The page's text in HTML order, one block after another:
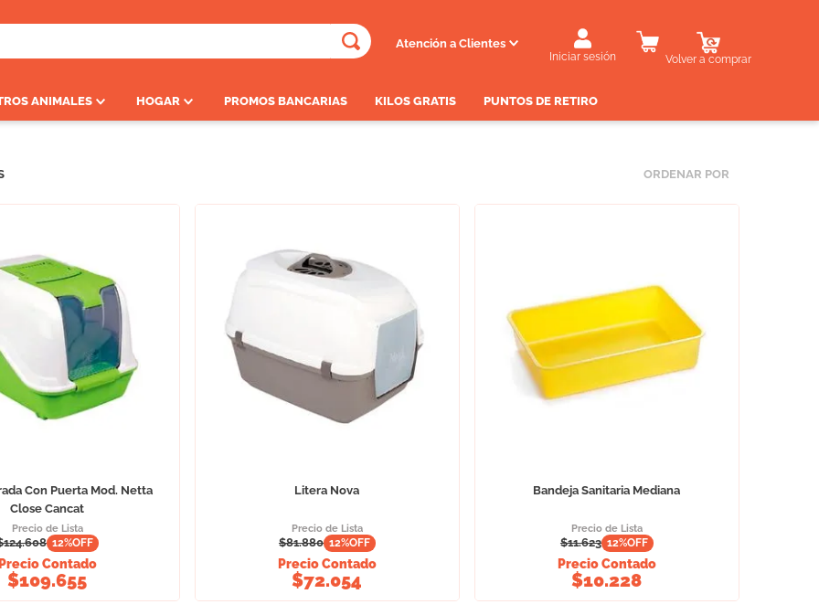
Atención a Clientes
Iniciar sesión Volver a comprar
ANIMALES HOGAR PROMOS BANCARIAS KILOS GRATIS PUNTOS DE RETIRO
ORDENAR POR
Con Puerta Mod. Netta
Close Cancat
Precio de Lista
124.608 12%OFF
Contado
$109.655
Litera Nova
Precio de Lista
$81.880 12%OFF
Precio Contado
$72.054
Bandeja Sanitaria Mediana
Precio de Lista
$11.623 12%OFF
Precio Contado
$10.228